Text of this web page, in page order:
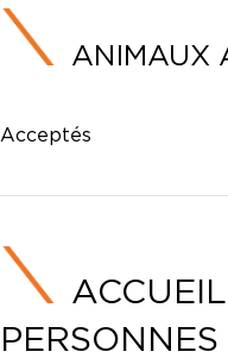
ANIMAUX
Acceptés